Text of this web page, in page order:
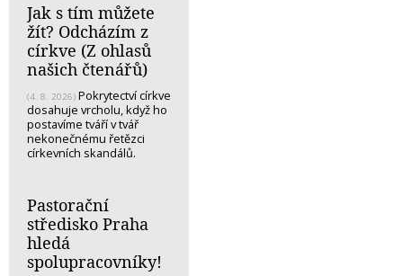
Jak s tím můžete
žít? Odcházím z
církve (Z ohlasů
našich čtenářů)
(4. 8. 2026) Pokrytectví církve
dosahuje vrcholu, když ho
postavíme tváří v tvář
nekonečnému řetězci
církevních skandálů.
Pastorační
středisko Praha
hledá
spolupracovníky!